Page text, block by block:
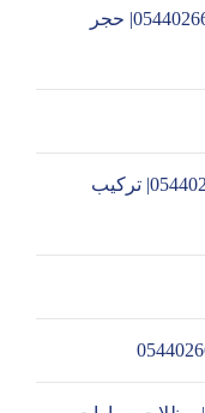
تركيب حجر صناعي في الشارقة |0544026642| حجر
تركيب جبس بورد في الشارقة |0544026642| تركيب